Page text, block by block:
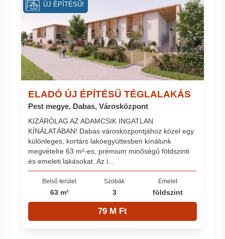
ELADÓ ÚJ ÉPÍTÉSŰ TÉGLALAKÁS
Pest megye, Dabas, Városközpont
KIZÁRÓLAG AZ ADAMCSIK INGATLAN
KÍNÁLATÁBAN! Dabas városközpontjához közel egy
különleges, kortárs lakóegyüttesben kínálunk
megvételre 63 m²-es, prémium minőségű földszinti
és emeleti lakásokat. Az i...
Belső terület
63 m²
Szobák
3
Emelet
földszint
79 M Ft
ÚJ ÉPÍTÉSŰ!